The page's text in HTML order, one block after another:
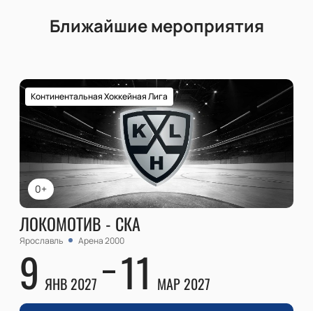
Ближайшие мероприятия
0+
Континентальная Хоккейная Лига
ЛОКОМОТИВ - СКА
Ярославль Арена 2000
9 ЯНВ 2027 11 МАР 2027